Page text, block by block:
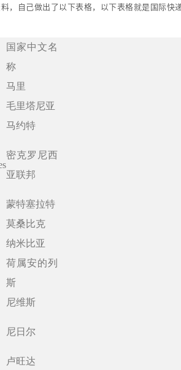
自己做出了以下表格，以下表格就是国际快
国家中文名
称
马里
毛里塔尼亚
马约特
密克罗尼西
亚联邦
蒙特塞拉特
莫桑比克
纳米比亚
荷属安的列
斯
尼维斯
尼日尔
卢旺达